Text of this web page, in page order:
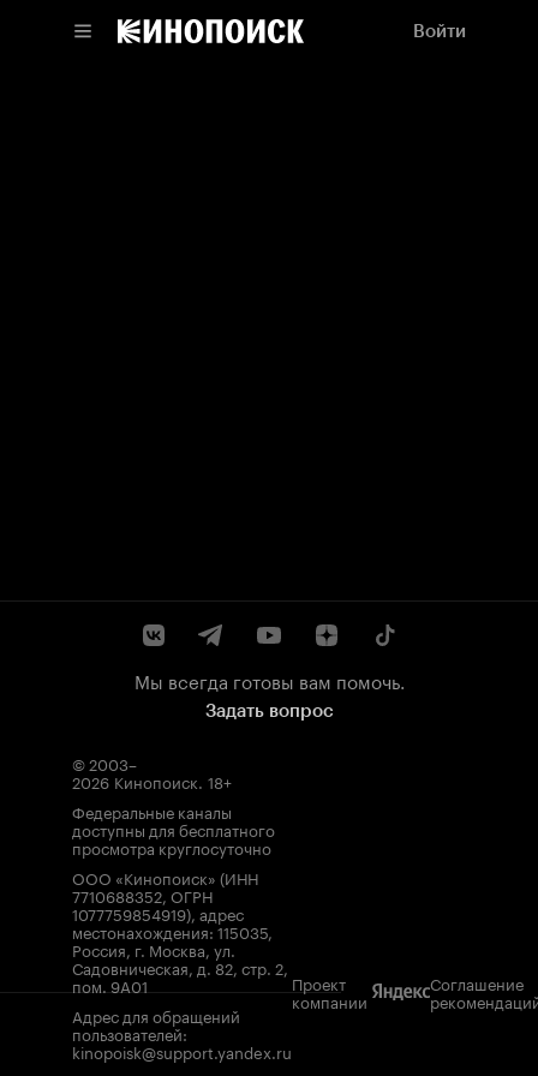
Войти
Мы всегда готовы вам помочь.
Задать вопрос
© 2003–
2026 Кинопоиск. 18+
Федеральные каналы
доступны для бесплатного
просмотра круглосуточно
ООО «Кинопоиск» (ИНН
7710688352, ОГРН
1077759854919), адрес
местонахождения: 115035,
Россия, г. Москва, ул.
Садовническая, д. 82, стр. 2,
пом. 9А01
Адрес для обращений
пользователей:
kinopoisk@support.yandex.ru
Проект
компании
Соглашение